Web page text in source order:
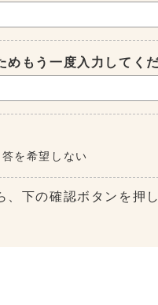
めもう一度入力してく
答を希望しない
、下の確認ボタンを押